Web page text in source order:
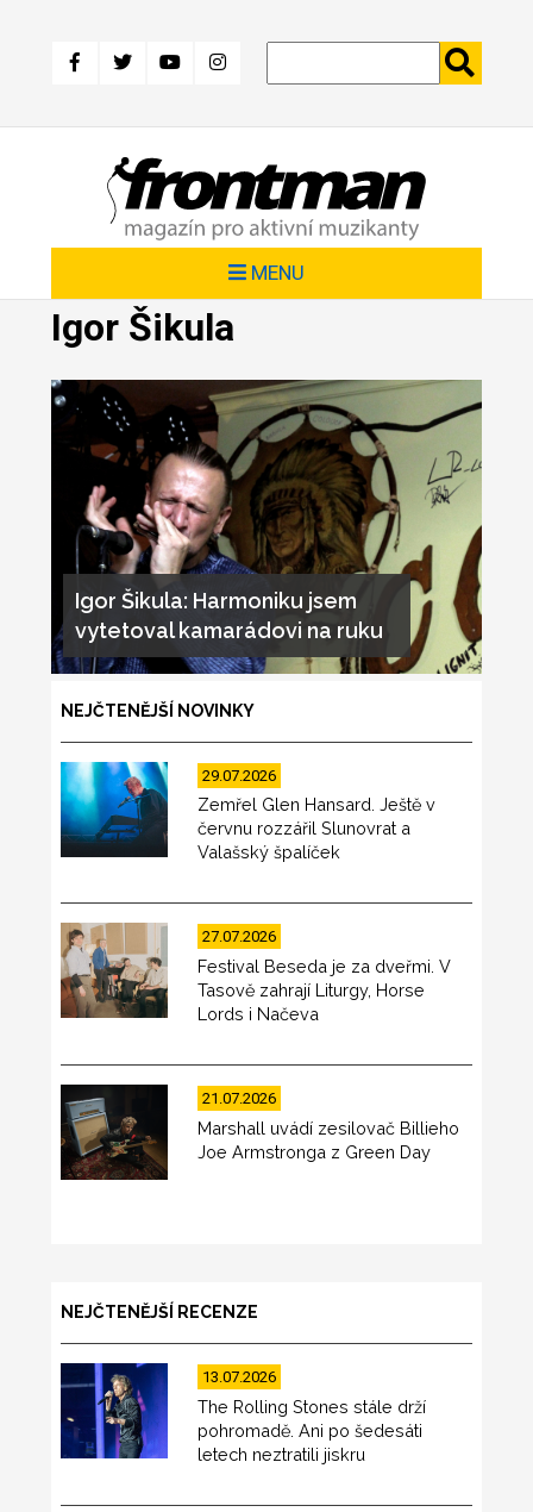
hlavnímu
MENU
Igor Šikula
Igor Šikula: Harmoniku jsem
vytetoval kamarádovi na ruku
NEJČTENĚJŠÍ NOVINKY
29.07.2026
Zemřel Glen Hansard. Ještě v
červnu rozzářil Slunovrat a
Valašský špalíček
27.07.2026
Festival Beseda je za dveřmi. V
Tasově zahrají Liturgy, Horse
Lords i Načeva
21.07.2026
Marshall uvádí zesilovač Billieho
Joe Armstronga z Green Day
NEJČTENĚJŠÍ RECENZE
13.07.2026
The Rolling Stones stále drží
pohromadě. Ani po šedesáti
letech neztratili jiskru